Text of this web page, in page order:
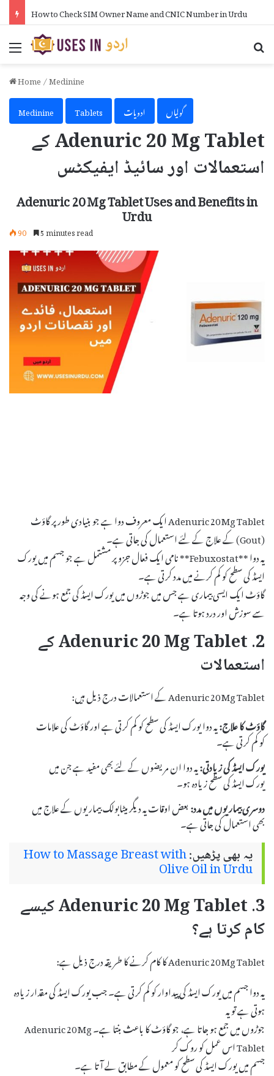
How to Increase WiFi Speed in Urdu
Menu
Home/Medinine
Medinine
Tablets ادویات گولیاں
Adenuric 20 Mg Tablet کے
استعمالات اور سائیڈ ایفیکٹس
Adenuric 20 Mg Tablet Uses and Benefits in
Urdu
90 5 minutes read
Adenuric 20 Mg Tablet ایک معروف دوا ہے جو بنیادی طور پر گاؤٹ
(Gout) کے علاج کے لئے استعمال کی جاتی ہے۔
یہ دوا **Febuxostat** نامی ایک فعال جزو پر مشتمل ہے جو جسم میں یورک
ایسڈ کی سطح کو کم کرنے میں مدد کرتی ہے۔
گاؤٹ ایک ایسی بیماری ہے جس میں جوڑوں میں یورک ایسڈ کی جمع ہونے کی وجہ
سے سوزش اور درد ہوتا ہے۔
2. Adenuric 20 Mg Tablet کے
استعمالات
Adenuric 20 Mg Tablet کے استعمالات درج ذیل ہیں:
گاؤٹ کا علاج:یہ دوا یورک ایسڈ کی سطح کو کم کرتی ہے اور گاؤٹ کی علامات
کو کم کرتی ہے۔
یورک ایسڈ کی زیادتی:یہ دوا ان مریضوں کے لئے بھی مفید ہے جن میں
یورک ایسڈ کی سطح زیادہ ہو۔
دوسری بیماریوں میں مدد:بعض اوقات یہ دیگر میٹابولک بیماریوں کے علاج میں
بھی استعمال کی جاتی ہے۔
یہ بھی پڑھیں:How to Massage Breast with
Olive Oil in Urdu
3. Adenuric 20 Mg Tablet کیسے
کام کرتا ہے؟
Adenuric 20 Mg Tablet کا کام کرنے کا طریقہ درج ذیل ہے:
یہ دوا جسم میں یورک ایسڈ کی پیداوار کو کم کرتی ہے۔ جب یورک ایسڈ کی مقدار زیادہ
ہوتی ہے تو یہ
جوڑوں میں جمع ہو جاتا ہے، جو گاؤٹ کا باعث بنتا ہے۔ Adenuric 20 Mg
Tablet اس عمل کو روک کر
جسم میں یورک ایسڈ کی سطح کو معمول کے مطابق لے آتا ہے۔